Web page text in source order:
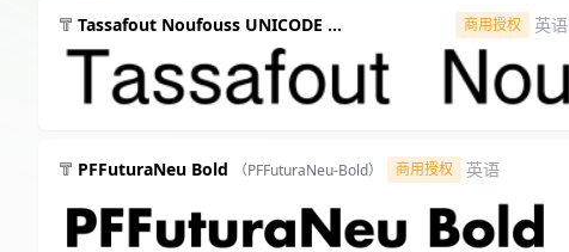
Tassafout Noufouss UNICODE
（TassafoutNoufoussUNICODE）
商用授权 英语
PFFuturaNeu Bold （PFFuturaNeu-Bold） 商用授权 英语